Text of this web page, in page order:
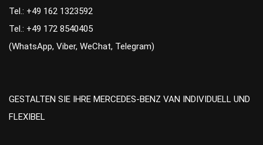
Tel.: +49 162 1323592
Tel.: +49 172 8540405
(WhatsApp, Viber, WeChat, Telegram)
GESTALTEN SIE IHRE MERCEDES-BENZ VAN INDIVIDUELL UND
FLEXIBEL